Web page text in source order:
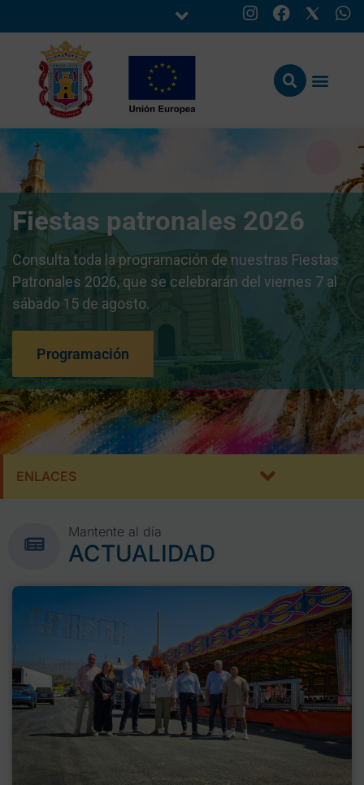
Fiestas patronales 2026
Consulta toda la programación de nuestras Fiestas
Patronales 2026, que se celebrarán del viernes 7 al
sábado 15 de agosto.
Programación
ENLACES
Mantente al día
ACTUALIDAD